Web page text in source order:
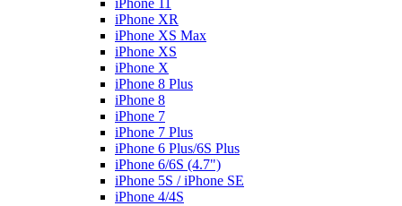
iPhone 11
iPhone XR
iPhone XS Max
iPhone XS
iPhone X
iPhone 8 Plus
iPhone 8
iPhone 7
iPhone 7 Plus
iPhone 6 Plus/6S Plus
iPhone 6/6S (4.7")
iPhone 5S / iPhone SE
iPhone 4/4S